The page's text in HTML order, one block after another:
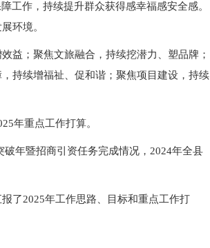
工作，持续提升群众获得感幸福感安全感。
环境。
益；聚焦文旅融合，持续挖潜力、塑品牌；
持续增福祉、促和谐；聚焦项目建设，持续
年重点工作打算。
年暨招商引资任务完成情况，2024年全县
了2025年工作思路、目标和重点工作打